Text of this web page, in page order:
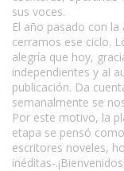
sus voces.
El año pasado con la
cerramos ese ciclo.
alegría que hoy,
independientes y al
publicación. Da
semanalmente se
Por este motivo, la
etapa se pensó
escritores noveles,
inéditas-.¡Bienvenidos!